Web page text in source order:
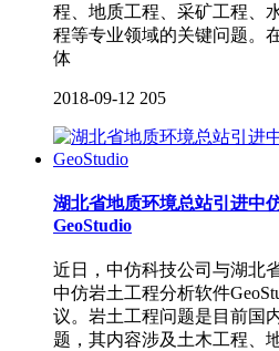
程、地质工程、采矿工程、
程等专业领域的关键问题。
体
2018-09-12 205
湖北省地质环境总站引进中
GeoStudio
近日，中仿科技公司与湖北
中仿岩土工程分析软件
议。岩土工程问题是目前国
题，其内容涉及土木工程、